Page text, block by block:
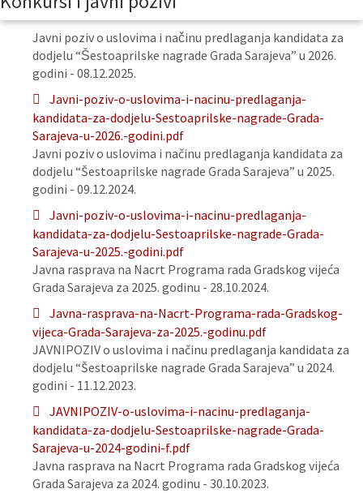
Javni poziv o uslovima i načinu predlaganja kandidata za
dodjelu “Šestoaprilske nagrade Grada Sarajeva” u 2026.
godini - 08.12.2025.
Javni-poziv-o-uslovima-i-nacinu-predlaganja-
kandidata-za-dodjelu-Sestoaprilske-nagrade-Grada-
Sarajeva-u-2026.-godini.pdf
Javni poziv o uslovima i načinu predlaganja kandidata za
dodjelu “Šestoaprilske nagrade Grada Sarajeva” u 2025.
godini - 09.12.2024.
Javni-poziv-o-uslovima-i-nacinu-predlaganja-
kandidata-za-dodjelu-Sestoaprilske-nagrade-Grada-
Sarajeva-u-2025.-godini.pdf
Javna rasprava na Nacrt Programa rada Gradskog vijeća
Grada Sarajeva za 2025. godinu - 28.10.2024.
Javna-rasprava-na-Nacrt-Programa-rada-Gradskog-
vijeca-Grada-Sarajeva-za-2025.-godinu.pdf
JAVNIPOZIV o uslovima i načinu predlaganja kandidata za
dodjelu “Šestoaprilske nagrade Grada Sarajeva” u 2024.
godini - 11.12.2023.
JAVNIPOZIV-o-uslovima-i-nacinu-predlaganja-
kandidata-za-dodjelu-Sestoaprilske-nagrade-Grada-
Sarajeva-u-2024-godini-f.pdf
Javna rasprava na Nacrt Programa rada Gradskog vijeća
Grada Sarajeva za 2024. godinu - 30.10.2023.